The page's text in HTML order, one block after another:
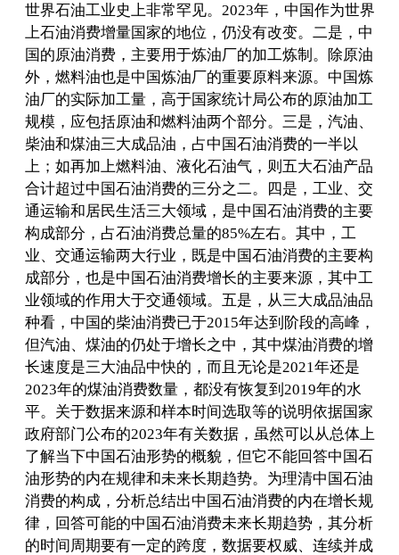
世界石油工业史上非常罕见。2023年，中国作为世界
上石油消费增量国家的地位，仍没有改变。二是，中
国的原油消费，主要用于炼油厂的加工炼制。除原油
外，燃料油也是中国炼油厂的重要原料来源。中国炼
油厂的实际加工量，高于国家统计局公布的原油加工
规模，应包括原油和燃料油两个部分。三是，汽油、
柴油和煤油三大成品油，占中国石油消费的一半以
上；如再加上燃料油、液化石油气，则五大石油产品
合计超过中国石油消费的三分之二。四是，工业、交
通运输和居民生活三大领域，是中国石油消费的主要
构成部分，占石油消费总量的85%左右。其中，工
业、交通运输两大行业，既是中国石油消费的主要构
成部分，也是中国石油消费增长的主要来源，其中工
业领域的作用大于交通领域。五是，从三大成品油品
种看，中国的柴油消费已于2015年达到阶段的高峰，
但汽油、煤油的仍处于增长之中，其中煤油消费的增
长速度是三大油品中快的，而且无论是2021年还是
2023年的煤油消费数量，都没有恢复到2019年的水
平。关于数据来源和样本时间选取等的说明依据国家
政府部门公布的2023年有关数据，虽然可以从总体上
了解当下中国石油形势的概貌，但它不能回答中国石
油形势的内在规律和未来长期趋势。为理清中国石油
消费的构成，分析总结出中国石油消费的内在增长规
律，回答可能的中国石油消费未来长期趋势，其分析
的时间周期要有一定的跨度，数据要权威、连续并成